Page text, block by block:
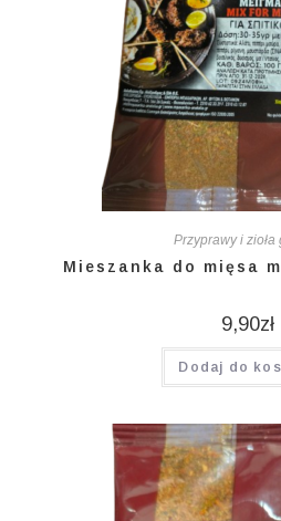
Przyprawy i zioła
Mieszanka do mięsa
9,90zł
Dodaj do